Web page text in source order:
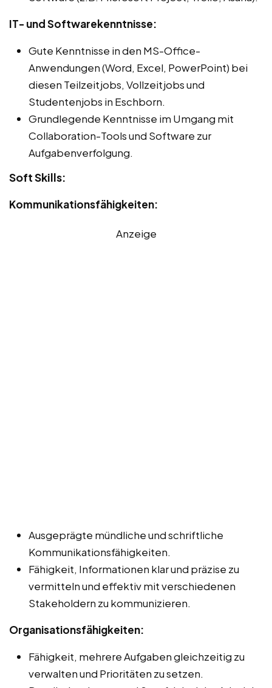
IT- und Softwarekenntnisse:
Gute Kenntnisse in den MS-Office-
Anwendungen (Word, Excel, PowerPoint) bei
diesen Teilzeitjobs, Vollzeitjobs und
Studentenjobs in Eschborn.
Grundlegende Kenntnisse im Umgang mit
Collaboration-Tools und Software zur
Aufgabenverfolgung.
Soft Skills:
Kommunikationsfähigkeiten:
Anzeige
Ausgeprägte mündliche und schriftliche
Kommunikationsfähigkeiten.
Fähigkeit, Informationen klar und präzise zu
vermitteln und effektiv mit verschiedenen
Stakeholdern zu kommunizieren.
Organisationsfähigkeiten:
Fähigkeit, mehrere Aufgaben gleichzeitig zu
verwalten und Prioritäten zu setzen.